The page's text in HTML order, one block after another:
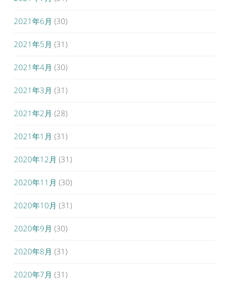
2021年6月 (30)
2021年5月 (31)
2021年4月 (30)
2021年3月 (31)
2021年2月 (28)
2021年1月 (31)
2020年12月 (31)
2020年11月 (30)
2020年10月 (31)
2020年9月 (30)
2020年8月 (31)
2020年7月 (31)